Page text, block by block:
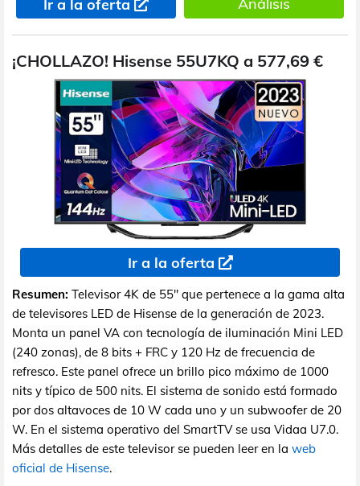
Ir a la oferta
¡CHOLLAZO! Hisense 55U7KQ a 577,69 €
Ir a la oferta
Resumen: Televisor 4K de 55" que pertenece a la gama alta
de televisores LED de Hisense de la generación de 2023.
Monta un panel VA con tecnología de iluminación Mini LED
(240 zonas), de 8 bits + FRC y 120 Hz de frecuencia de
refresco. Este panel ofrece un brillo pico máximo de 1000
nits y típico de 500 nits. El sistema de sonido está formado
por dos altavoces de 10 W cada uno y un subwoofer de 20
W. En el sistema operativo del SmartTV se usa Vidaa U7.0.
Más detalles de este televisor se pueden leer en la web
oficial de Hisense.